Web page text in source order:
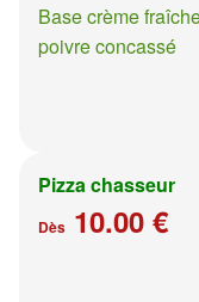
Base crème
poivre concassé
Pizza chasseur
Dès 10.00 €